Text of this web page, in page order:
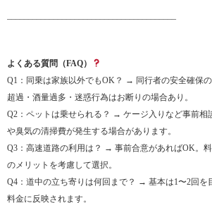
よくある質問（FAQ）
Q1：同乗は家族以外でもOK？ → 同行者の安全確保
超過・酒量過多・迷惑行為はお断りの場合あり。
Q2：ペットは乗せられる？ → ケージ入りなど事前相
や臭気の清掃費が発生する場合があります。
Q3：高速道路の利用は？ → 事前合意があればOK。
のメリットを考慮して選択。
Q4：道中の立ち寄りは何回まで？ → 基本は1〜2回を
料金に反映されます。